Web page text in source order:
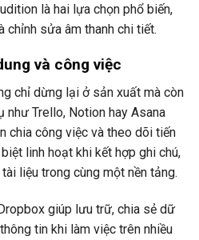
là hai lựa chọn phổ biến,
chỉnh sửa âm thanh chi tiết.
và công việc
chỉ dừng lại ở sản xuất mà còn
như Trello, Notion hay Asana
chia công việc và theo dõi tiến
linh hoạt khi kết hợp ghi chú,
liệu trong cùng một nền tảng.
giúp lưu trữ, chia sẻ dữ
tin khi làm việc trên nhiều